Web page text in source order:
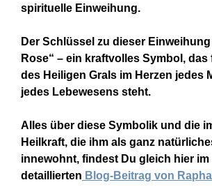
spirituelle Einweihung.
Der Schlüssel zu dieser
Rose“ – ein kraftvolles Symbol,
des Heiligen Grals im Herzen jedes
jedes Lebewesens steht.
Alles über diese Symbolik und die
Heilkraft, die ihm als ganz
innewohnt, findest Du gleich hier im
detaillierten Blog-Beitrag von